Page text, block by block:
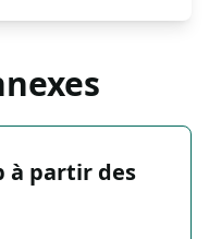
à partir des